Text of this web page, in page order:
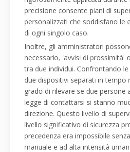
precisione consente piani di
personalizzati che soddisfano le
di ogni singolo caso.
Inoltre, gli amministratori
necessario, 'avvisi di prossimità'
tra due individui. Confrontando
due dispositivi separati in tempo
grado di rilevare se due persone
legge di contattarsi si stanno
direzione. Questo livello di
livello significativo di sicurezza
precedenza era impossibile
manuale e ad alta intensità